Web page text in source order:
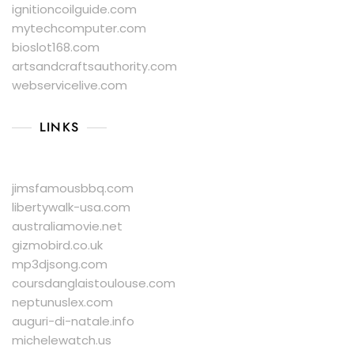
ignitioncoilguide.com
mytechcomputer.com
bioslot168.com
artsandcraftsauthority.com
webservicelive.com
LINKS
jimsfamousbbq.com
libertywalk-usa.com
australiamovie.net
gizmobird.co.uk
mp3djsong.com
coursdanglaistoulouse.com
neptunuslex.com
auguri-di-natale.info
michelewatch.us